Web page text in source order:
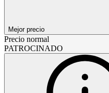
Mejor precio
Precio normal
PATROCINADO